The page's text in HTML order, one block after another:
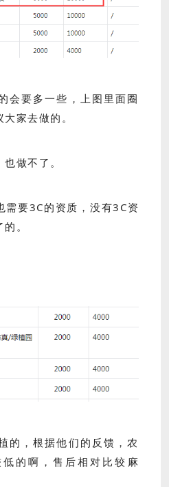
会要多一些，上图里面圈
家去做的。
做不了。
需要3C的资质，没有3C资
。
的，根据他们的反馈，农
的啊，售后相对比较麻